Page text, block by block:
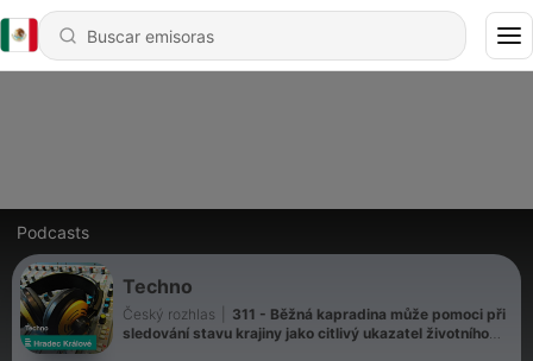
Podcasts
Techno
Český rozhlas
311 - Běžná kapradina může pomoci při
sledování stavu krajiny jako citlivý ukazatel životního